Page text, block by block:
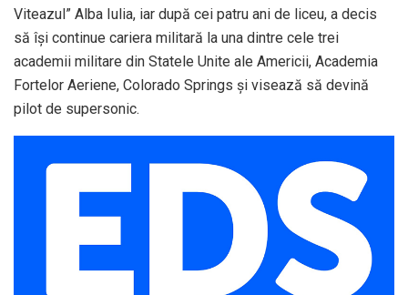
Viteazul” Alba Iulia, iar după cei patru ani de liceu, a decis
să își continue cariera militară la una dintre cele trei
academii militare din Statele Unite ale Americii, Academia
Fortelor Aeriene, Colorado Springs și visează să devină
pilot de supersonic.